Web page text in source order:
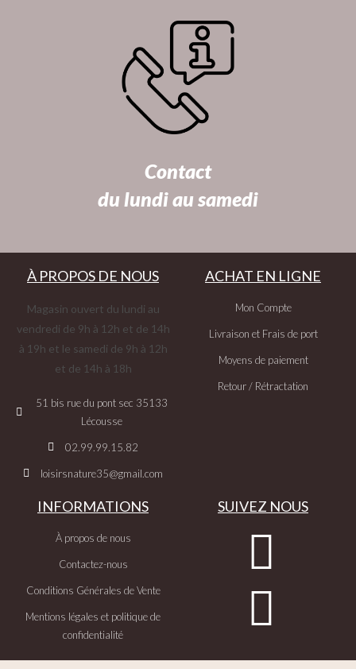
Contact
du lundi au samedi
À PROPOS DE NOUS
Magasin ouvert du lundi au
vendredi de 9h à 12h et de 14h
à 19h et le samedi de 9h à 12h
et de 14h à 18h
51 bis rue du pont sec 35133
Lécousse
02.99.99.15.82
loisirsnature35@gmail.com
ACHAT EN LIGNE
Mon Compte
Livraison et Frais de port
Moyens de paiement
Retour / Rétractation
INFORMATIONS
À propos de nous
Contactez-nous
Conditions Générales de Vente
Mentions légales et politique de
confidentialité
SUIVEZ NOUS